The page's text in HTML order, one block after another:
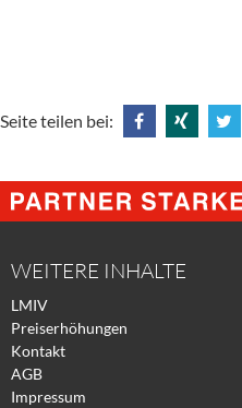
Seite teilen bei:
@
Facebook
@
Xing
@
WEITERE INHALTE
LMIV
Preiserhöhungen
Kontakt
AGB
Impressum